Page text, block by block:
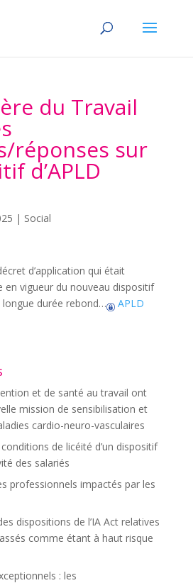
du Travail
réponses sur
d’APLD
| Social
d’application qui était
en vigueur du nouveau dispositif
longue durée rebond…
APLD
et de santé au travail ont
mission de sensibilisation et
cardio-neuro-vasculaires
de licéité d’un dispositif
des salariés
professionnels impactés par les
dispositions de l’IA Act relatives
comme étant à haut risque
: les